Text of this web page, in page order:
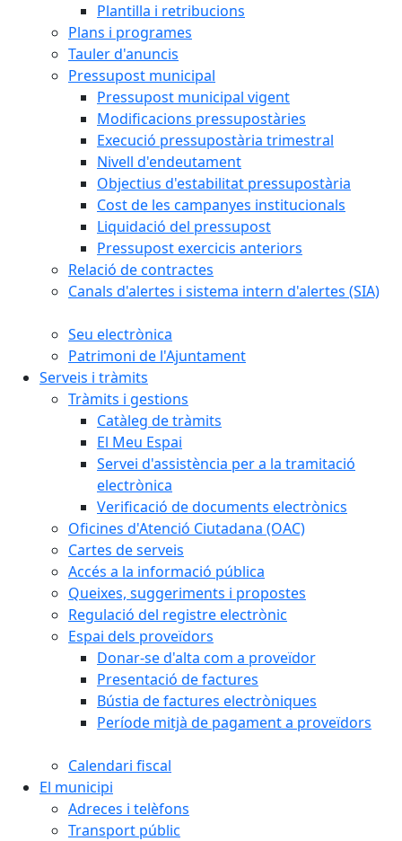
Plantilla i retribucions
Plans i programes
Tauler d'anuncis
Pressupost municipal
Pressupost municipal vigent
Modificacions pressupostàries
Execució pressupostària trimestral
Nivell d'endeutament
Objectius d'estabilitat pressupostària
Cost de les campanyes institucionals
Liquidació del pressupost
Pressupost exercicis anteriors
Relació de contractes
Canals d'alertes i sistema intern d'alertes (SIA)
Seu electrònica
Patrimoni de l'Ajuntament
Serveis i tràmits
Tràmits i gestions
Catàleg de tràmits
El Meu Espai
Servei d'assistència per a la tramitació
electrònica
Verificació de documents electrònics
Oficines d'Atenció Ciutadana (OAC)
Cartes de serveis
Accés a la informació pública
Queixes, suggeriments i propostes
Regulació del registre electrònic
Espai dels proveïdors
Donar-se d'alta com a proveïdor
Presentació de factures
Bústia de factures electròniques
Període mitjà de pagament a proveïdors
Calendari fiscal
El municipi
Adreces i telèfons
Transport públic